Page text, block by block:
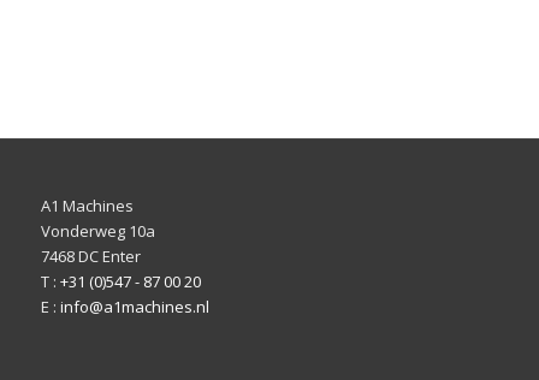
A1 Machines
Vonderweg 10a
7468 DC Enter
T : +31 (0)547 - 87 00 20
E : info@a1machines.nl